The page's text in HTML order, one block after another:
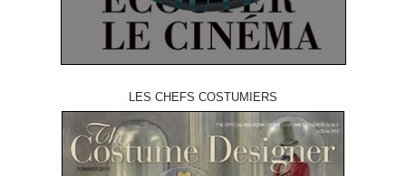
LES CHEFS COSTUMIERS